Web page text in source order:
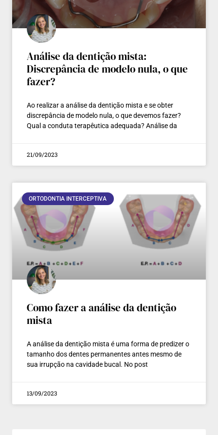
Análise da dentição mista:
Discrepância de modelo nula, o que
fazer?
Ao realizar a análise da dentição mista e se obter
discrepância de modelo nula, o que devemos fazer?
Qual a conduta terapêutica adequada? Análise da
21/09/2023
ORTODONTIA INTERCEPTIVA
Como fazer a análise da dentição
mista
A análise da dentição mista é uma forma de predizer o
tamanho dos dentes permanentes antes mesmo de
sua irrupção na cavidade bucal. No post
13/09/2023